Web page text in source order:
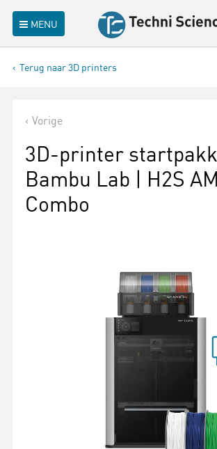
MENU
Terug naar 3D printers
Vorige
3D-printer
Bambu Lab | H2S
Combo